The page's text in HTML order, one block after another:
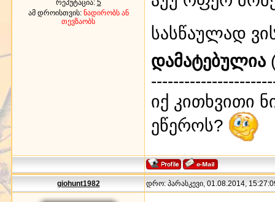
რეპუტაცია: 5
ამ დროისთვის: ნადირობს ან
თევზაობს
სასწაულად
დამატებულია
იქ კითხვითი
ეწეროს?
giohunt1982 დრო: პარასკევი, 01.08.2014,